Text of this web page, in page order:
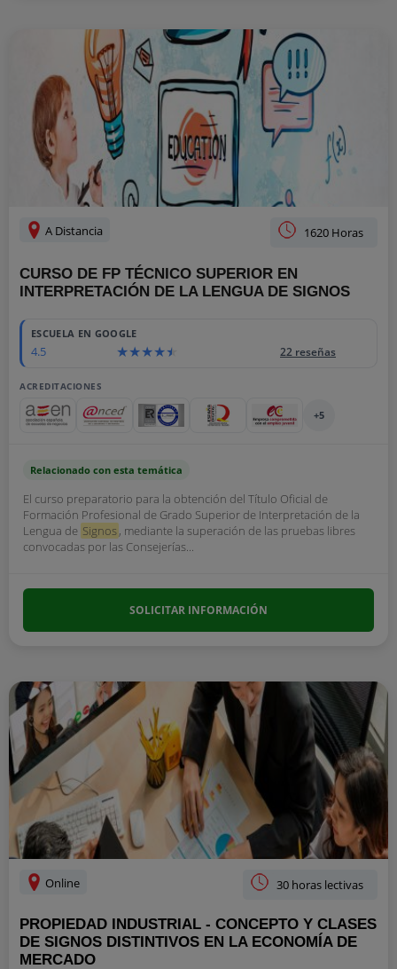
A Distancia 1620 Horas
CURSO DE FP TÉCNICO SUPERIOR EN
INTERPRETACIÓN DE LA LENGUA DE SIGNOS
ESCUELA EN GOOGLE
4.5 22 reseñas
ACREDITACIONES
+5
Relacionado con esta temática
El curso preparatorio para la obtención del Título Oficial de
Formación Profesional de Grado Superior de Interpretación de la
Lengua de Signos, mediante la superación de las pruebas libres
convocadas por las Consejerías...
SOLICITAR INFORMACIÓN
Online 30 horas lectivas
PROPIEDAD INDUSTRIAL - CONCEPTO Y CLASES
DE SIGNOS DISTINTIVOS EN LA ECONOMÍA DE
MERCADO